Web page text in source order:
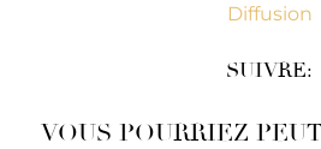
Diffusion
SUIVRE:
VOUS POURRIEZ